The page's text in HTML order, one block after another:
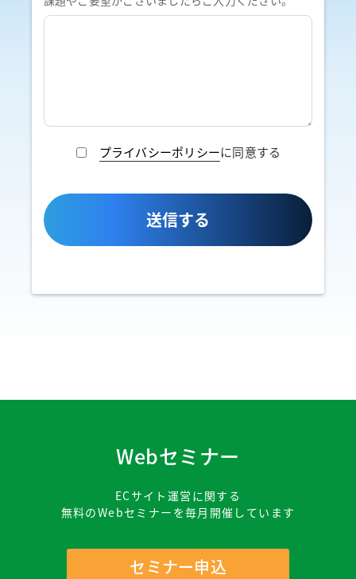
プライバシーポリシーに同意する
Webセミナー
ECサイト運営に関する
無料のWebセミナーを毎月開催しています
セミナー申込